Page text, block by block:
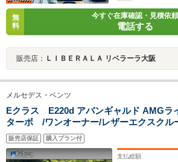
無
料
今すぐ在庫確認・見積依頼
電話する
販売店： ＬＩＢＥＲＡＬＡ リベラーラ大阪
メルセデス・ベンツ
Eクラス E220d アバンギャルド AMGラ
ターボ /ワンオーナー/レザーエクスクル
スター/エアバランスP/全周囲カメラ/パワ
革/前席パワーシート・シートメモリー/全
ー/アンビエントライト/ETC/純正AW
販売店保証 購入プラン付
支払総額